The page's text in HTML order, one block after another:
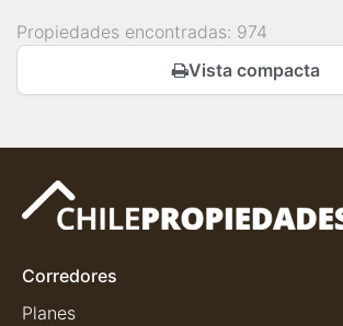
Propiedades encontradas: 974
Vista compacta
Corredores
Planes